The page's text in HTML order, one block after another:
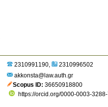
2310991190
2310996502
akkonsta@law.auth.gr
Scopus ID 36650918800
https://orcid.org/0000-0003-